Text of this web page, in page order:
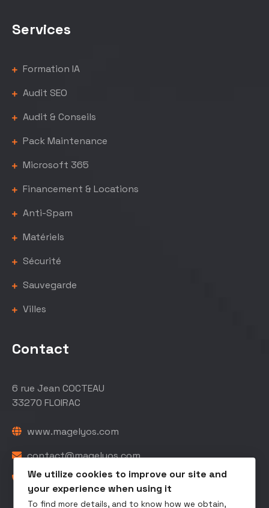
Services
Formation IA
Audit SEO
Audit & Conseils
Pack Maintenance
Microsoft 365
Financement & Locations
Anti-Spam
Matériels
Sécurité
Sauvegarde
Villes
Contact
6 rue Jean COCTEAU
33270 FLOIRAC
www.magelyos.com
contact@magelyos.com
05 56 40 48 78
We utilize cookies to improve our site and
your experience when using it
To find more details, and to know how we obtain,